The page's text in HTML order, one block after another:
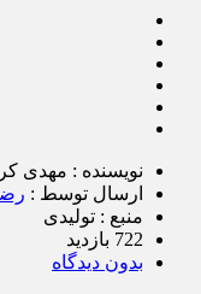
نویسنده : مهدی
ارسال توسط :
منبع : تولیدی
722 بازدید
بدون دیدگاه